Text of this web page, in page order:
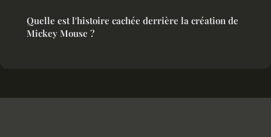
Quelle est l'histoire cachée derrière la création de
Mickey Mouse ?